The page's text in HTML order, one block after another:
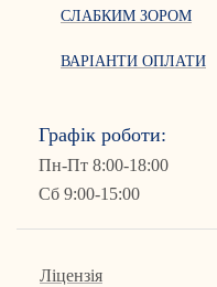
Графік роботи:
Пн-Пт 8:00-18:00
Сб 9:00-15:00
Ліцензія
СЛАБКИМ ЗОРОМ
ВАРІАНТИ ОПЛАТИ